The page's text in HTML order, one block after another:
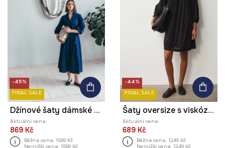
-45%
FINAL SALE
Džínové šaty dámské maxi, s páskem, hladký povrch
Aktuální cena:
869 Kč
Běžná cena: 1599 Kč
Nejnižší cena: 1599 Kč
-44%
FINAL SALE
Šaty oversize s viskózou s krajkovými vsadkami
Aktuální cena:
689 Kč
Běžná cena: 1249 Kč
Nejnižší cena: 1249 Kč